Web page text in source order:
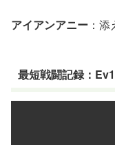
アイアンアニー ：添
最短戦闘記録：